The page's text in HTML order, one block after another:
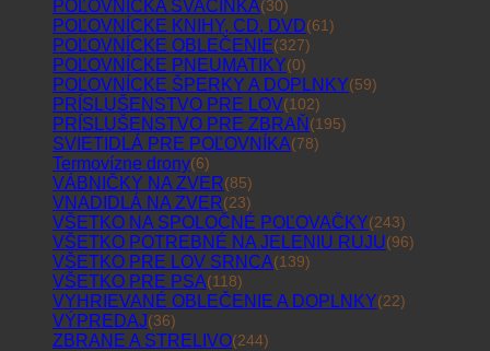
POĽOVNÍCKA SVAČINKA(30)
POĽOVNÍCKE KNIHY, CD, DVD(61)
POĽOVNÍCKE OBLEČENIE(327)
POĽOVNÍCKE PNEUMATIKY(0)
POĽOVNÍCKE ŠPERKY A DOPLNKY(59)
PRÍSLUŠENSTVO PRE LOV(102)
PRÍSLUŠENSTVO PRE ZBRAŇ (195)
SVIETIDLÁ PRE POĽOVNÍKA(78)
Termovízne drony(6)
VÁBNIČKY NA ZVER(85)
VNADIDLÁ NA ZVER(23)
VŠETKO NA SPOLOČNÉ POĽOVAČKY(243)
VŠETKO POTREBNÉ NA JELENIU RUJU(96)
VŠETKO PRE LOV SRNCA(139)
VŠETKO PRE PSA(118)
VYHRIEVANÉ OBLEČENIE A DOPLNKY(22)
VÝPREDAJ(36)
ZBRANE A STRELIVO(244)